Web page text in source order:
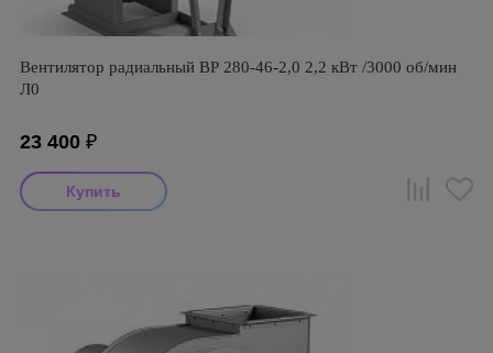
Вентилятор радиальный ВР 280-46-2,0 2,2 кВт /3000 об/мин
Л0
23 400 ₽